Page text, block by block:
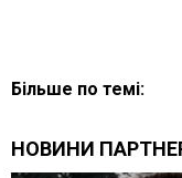
Більше по темі: